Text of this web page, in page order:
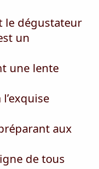
le dégustateur
un
une lente
aux
de tous